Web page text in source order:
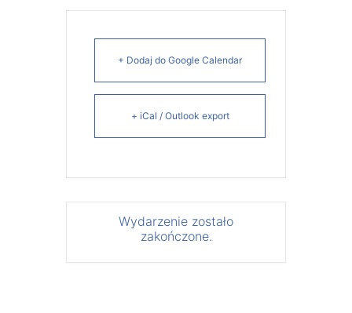
+ Dodaj do Google Calendar
+ iCal / Outlook export
Wydarzenie zostało
zakończone.